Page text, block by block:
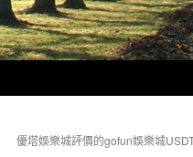
優塔娛樂城評價的gofun娛樂城